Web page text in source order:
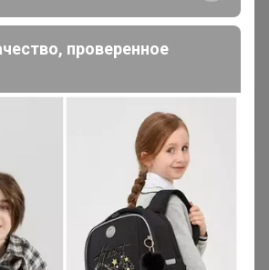
пожалуйста выдачу на ЦР
1
пожалуйста выдачу на ЦР
проверенное